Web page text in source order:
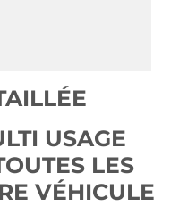
USAGE
LES
VÉHICULE